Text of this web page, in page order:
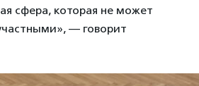
сфера, которая не может
— говорит